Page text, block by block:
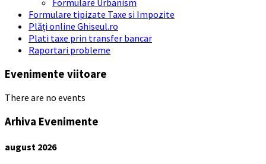
Formulare tipizate Taxe si Impozite
Plăți online Ghiseul.ro
Plati taxe prin transfer bancar
Raportari probleme
Evenimente viitoare
There are no events
Arhiva Evenimente
august 2026